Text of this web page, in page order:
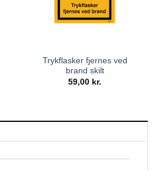
Trykflasker fjernes ved
brand skilt
59,00 kr.